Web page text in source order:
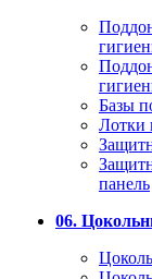
Базы
Лотки
панель
06.